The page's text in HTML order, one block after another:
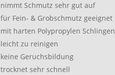
nimmt Schmutz sehr gut auf
für Fein- & Grobschmutz geeignet
mit harten Polypropylen Schlingen
leicht zu reinigen
keine Geruchsbildung
trocknet sehr schnell